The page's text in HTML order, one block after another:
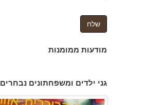
מודעות ממומנות
גני ילדים ומשפחתונים נבחרים
גן הכוכבים באשדוד - גן ילדים וצהרון